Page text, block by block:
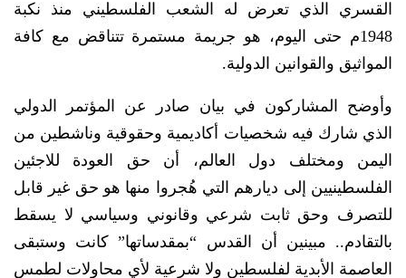
القسري الذي تعرض له الشعب الفلسطيني منذ نكبة
1948م حتى اليوم، هو جريمة مستمرة تتناقض مع كافة
المواثيق والقوانين الدولية.
وأوضح المشاركون في بيان صادر عن المؤتمر الدولي
الذي شارك فيه شخصيات أكاديمية وحقوقية وناشطين من
اليمن ومختلف دول العالم، أن حق العودة للاجئين
الفلسطينيين إلى ديارهم التي هُجروا منها هو حق غير قابل
للتصرف وحق ثابت شرعي وقانوني وسياسي لا يسقط
بالتقادم.. مبينين أن القدس “بمقدساتها” كانت وستبقى
العاصمة الأبدية لفلسطين ولا شرعية لأي محاولات لطمس